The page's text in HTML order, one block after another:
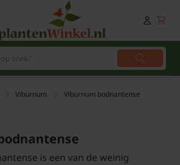
Viburnum Viburnum bodnantense
is een van de weinig